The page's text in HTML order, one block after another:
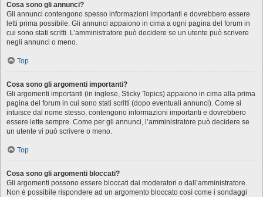
Cosa sono gli annunci?
Gli annunci contengono spesso informazioni importanti e dovrebbero essere
letti prima possibile. Gli annunci appaiono in cima a ogni pagina del forum in
cui sono stati scritti. L’amministratore può decidere se un utente può scrivere
negli annunci o meno.
Top
Cosa sono gli argomenti importanti?
Gli argomenti importanti (in inglese, Sticky Topics) appaiono in cima alla prima
pagina del forum in cui sono stati scritti (dopo eventuali annunci). Come si
intuisce dal nome stesso, contengono informazioni importanti e dovrebbero
essere lette sempre. Come per gli annunci, l’amministratore può decidere se
un utente vi può scrivere o meno.
Top
Cosa sono gli argomenti bloccati?
Gli argomenti possono essere bloccati dai moderatori o dall’amministratore.
Non è possibile rispondere ad un argomento bloccato così come i sondaggi